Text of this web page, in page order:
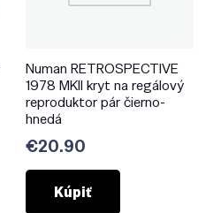
Numan RETROSPECTIVE
1978 MKII kryt na regálový
reproduktor pár čierno-
hnedá
€20.90
Kúpiť